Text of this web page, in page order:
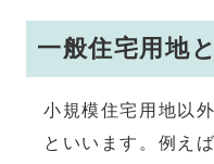
一般住宅用地
小規模住宅用地以
といいます。例え